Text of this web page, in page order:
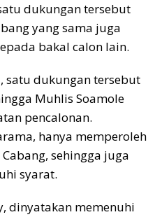
dukungan tersebut
yang sama juga
bakal calon lain.
satu dukungan tersebut
Muhlis Soamole
pencalonan.
hanya memperoleh
sehingga juga
syarat.
dinyatakan memenuhi